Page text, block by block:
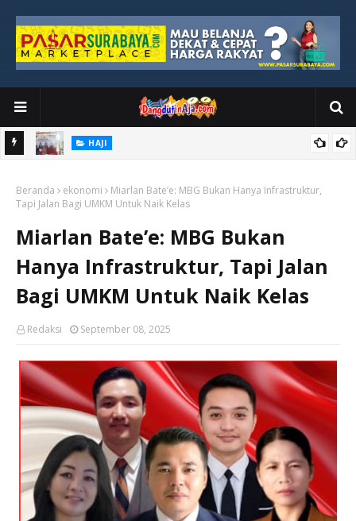
HAJI
Utama
Beranda ekonomi
Miarlan Bate’e: MBG Bukan Hanya Infrastruktur,
Tapi Jalan Bagi UMKM Untuk Naik Kelas
Miarlan Bate’e: MBG Bukan
Hanya Infrastruktur, Tapi Jalan
Bagi UMKM Untuk Naik Kelas
Redaksi September 08, 2025